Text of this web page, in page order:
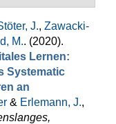
J., Zawacki-
M.. (2020).
Lernen:
Systematic
an
& Erlemann, J.,